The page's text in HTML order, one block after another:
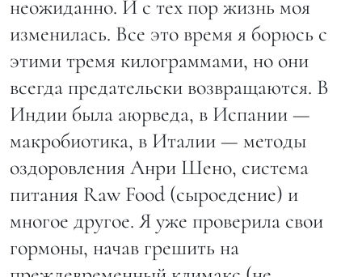
неожиданно. И с тех пор жизнь моя
изменилась. Все это время я борюсь с
этими тремя килограммами, но они
всегда предательски возвращаются. В
Индии была аюрведа, в Испании —
макробиотика, в Италии — методы
оздоровления Анри Шено, система
питания Raw Food (сыроедение) и
многое другое. Я уже проверила свои
гормоны, начав грешить на